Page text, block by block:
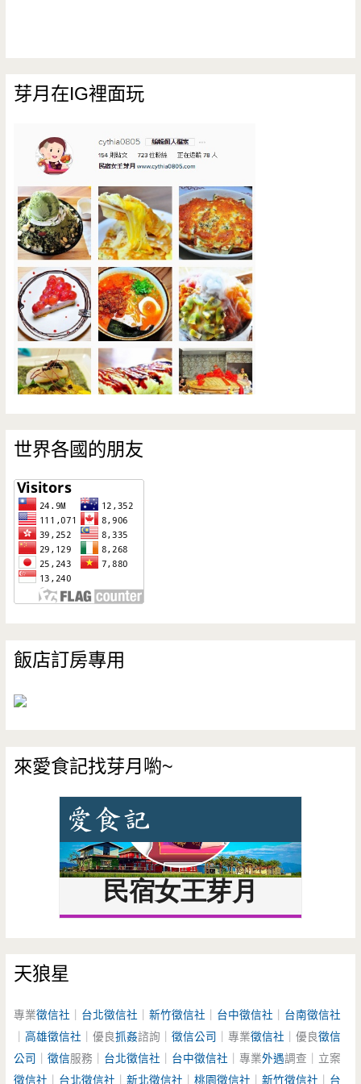
芽月在IG裡面玩
世界各國的朋友
飯店訂房專用
來愛食記找芽月喲~
天狼星
專業徵信社 台北徵信社 ｜新竹徵信社 台中徵信社
台南徵信社
｜高雄徵信社 ｜優良抓姦諮詢｜徵信公司 ｜專業徵信社 ｜優良徵信
公司 ｜徵信服務｜ 台北徵信社 台中徵信社 ｜專業外遇調查｜立案
徵信社
台北徵信社 ｜新北徵信社 ｜桃園徵信社 ｜新竹徵信社 台